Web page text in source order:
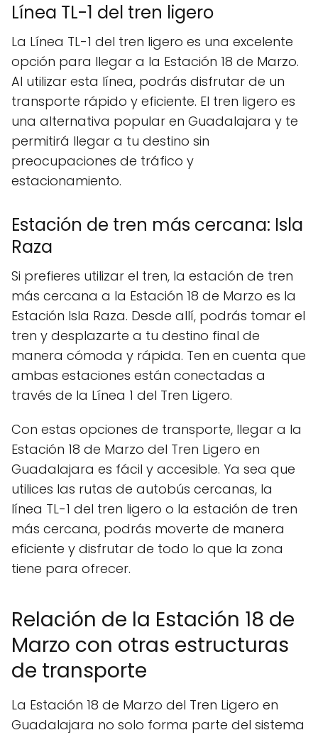
Línea TL-1 del tren ligero
La Línea TL-1 del tren ligero es una excelente
opción para llegar a la Estación 18 de Marzo.
Al utilizar esta línea, podrás disfrutar de un
transporte rápido y eficiente. El tren ligero es
una alternativa popular en Guadalajara y te
permitirá llegar a tu destino sin
preocupaciones de tráfico y
estacionamiento.
Estación de tren más cercana: Isla
Raza
Si prefieres utilizar el tren, la estación de tren
más cercana a la Estación 18 de Marzo es la
Estación Isla Raza. Desde allí, podrás tomar el
tren y desplazarte a tu destino final de
manera cómoda y rápida. Ten en cuenta que
ambas estaciones están conectadas a
través de la Línea 1 del Tren Ligero.
Con estas opciones de transporte, llegar a la
Estación 18 de Marzo del Tren Ligero en
Guadalajara es fácil y accesible. Ya sea que
utilices las rutas de autobús cercanas, la
línea TL-1 del tren ligero o la estación de tren
más cercana, podrás moverte de manera
eficiente y disfrutar de todo lo que la zona
tiene para ofrecer.
Relación de la Estación 18 de
Marzo con otras estructuras
de transporte
La Estación 18 de Marzo del Tren Ligero en
Guadalajara no solo forma parte del sistema